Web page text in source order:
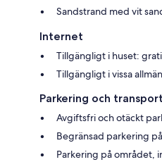
Sandstrand med vit
Internet
Tillgängligt i huset:
Tillgängligt i vissa
Parkering och transport
Avgiftsfri och otäckt
Begränsad parkering
Parkering på området,